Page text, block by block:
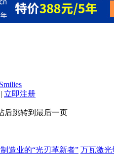
Smilies
| 立即注册
后跳转到最后一页
万瓦激光